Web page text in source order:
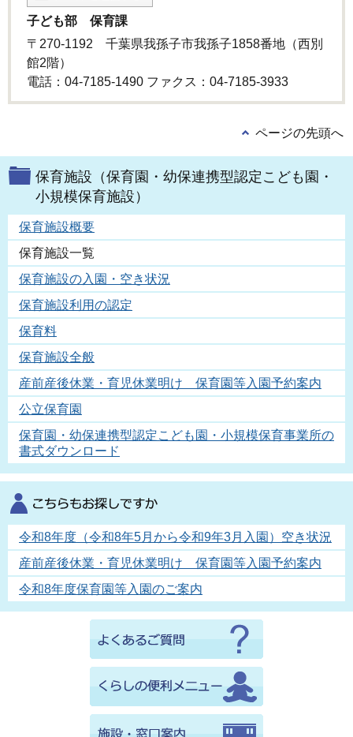
子ども部 保育課
〒270-1192 千葉県我孫子市我孫子1858番地（西別
館2階）
電話：04-7185-1490 ファクス：04-7185-3933
ページの先頭へ
保育施設（保育園・幼保連携型認定こども園・
小規模保育施設）
保育施設概要
保育施設一覧
保育施設の入園・空き状況
保育施設利用の認定
保育料
保育施設全般
産前産後休業・育児休業明け 保育園等入園予約案内
公立保育園
保育園・幼保連携型認定こども園・小規模保育事業所の
書式ダウンロード
令和8年度（令和8年5月から令和9年3月入園）空き状況
産前産後休業・育児休業明け 保育園等入園予約案内
令和8年度保育園等入園のご案内